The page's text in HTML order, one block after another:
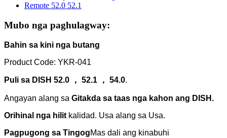
Mubo nga paghulagway:
Bahin sa kini nga butang
Product Code: YKR-041
Puli sa DISH 52.0 ， 52.1 ， 54.0.
Angayan alang sa Gitakda sa taas nga kahon ang DISH.
Orihinal nga hilit kalidad. Usa alang sa Usa.
Pagpugong sa TingogMas dali ang kinabuhi